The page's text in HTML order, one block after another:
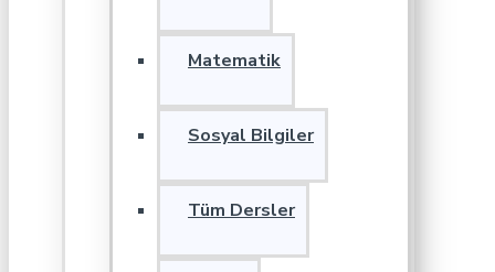
Matematik
Sosyal Bilgiler
Tüm Dersler